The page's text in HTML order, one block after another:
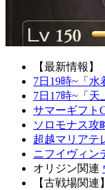
【最新情報】
7日19時~「水
7日17時~「天
サマーギフト
ソロモナス攻
超越マリアテ
ニフイヴィン
オリジン関連
【古戦場関連